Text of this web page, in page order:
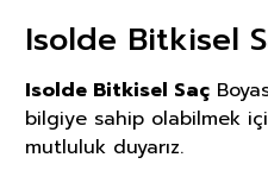
Isolde Bitkisel
Isolde Bitkisel Saç
bilgiye sahip olabilmek
mutluluk duyarız.